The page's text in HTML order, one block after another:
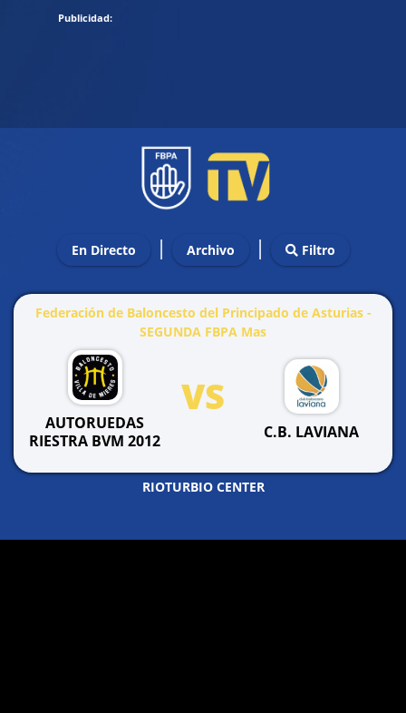
En Directo | Archivo | Filtro
Federación de Baloncesto del Principado de Asturias -
SEGUNDA FBPA Mas
AUTORUEDAS
RIESTRA BVM 2012
VS
C.B. LAVIANA
RIOTURBIO CENTER